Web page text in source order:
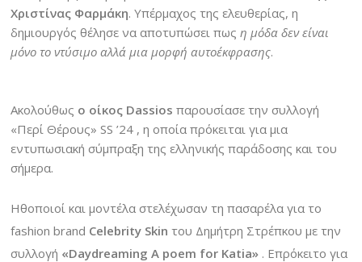
Χριστίνας Φαρμάκη. Υπέρμαχος της ελευθερίας, η
δημιουργός θέλησε να αποτυπώσει πως η μόδα δεν είναι
μόνο το ντύσιμο αλλά μια μορφή αυτοέκφρασης.
Ακολούθως ο οίκος Dassios παρουσίασε την συλλογή
«Περί Θέρους» SS ’24 , η οποία πρόκειται για μια
εντυπωσιακή σύμπραξη της ελληνικής παράδοσης και του
σήμερα.
Ηθοποιοί και μοντέλα στελέχωσαν τη πασαρέλα για το
fashion brand Celebrity Skin του Δημήτρη Στρέπκου με την
συλλογή «Daydreaming A poem for Katia» . Επρόκειτο για